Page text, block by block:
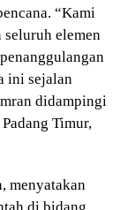
“Kami
elemen
ini sejalan
didampingi
Timur,
menyatakan
di bidang